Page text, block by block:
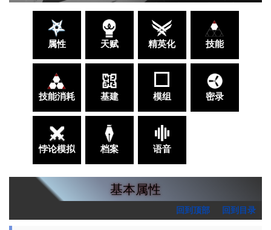
属性 天赋 精英化 技能
技能消耗 基建 模组 密录
悖论模拟 档案 语音
基本属性
回到顶部 回到目录